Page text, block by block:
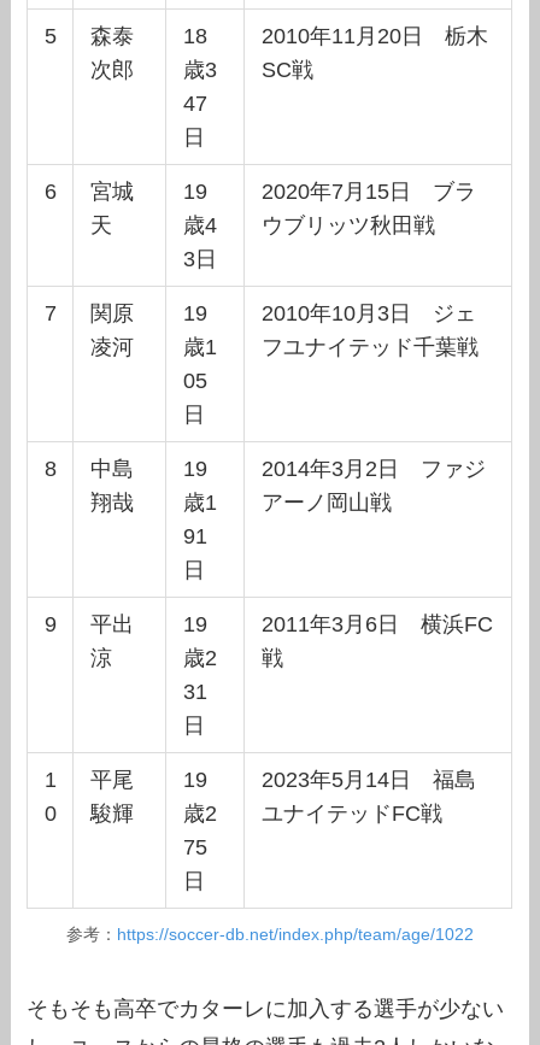
5
森泰
次郎
18
歳3
47
日
2010年11月20日 栃木
SC戦
6
宮城
天
19
歳4
3日
2020年7月15日 ブラ
ウブリッツ秋田戦
7
関原
凌河
19
歳1
05
日
2010年10月3日 ジェ
フユナイテッド千葉戦
8
中島
翔哉
19
歳1
91
日
2014年3月2日 ファジ
アーノ岡山戦
9
平出
涼
19
歳2
31
日
2011年3月6日 横浜FC
戦
1
0
平尾
駿輝
19
歳2
75
日
2023年5月14日 福島
ユナイテッドFC戦
参考： https://soccer-db.net/index.php/team/age/1022
そもそも高卒でカターレに加入する選手が少ない